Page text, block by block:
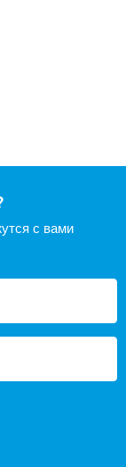
с вами